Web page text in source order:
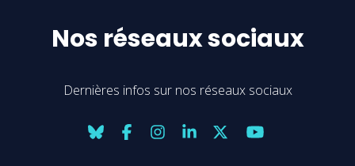
Nos réseaux sociaux
Dernières infos sur nos réseaux sociaux